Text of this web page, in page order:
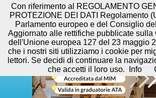
Con riferimento al REGOLAMENTO
PROTEZIONE DEI DATI Regolamento
Parlamento europeo e del Consiglio
Aggiornato alle rettifiche pubblicate sulla
dell'Unione europea 127 del 23 maggio
che i nostri siti utilizziamo i cookie per
lettori. Se decidi di continuare la
che accetti il loro uso.
Info